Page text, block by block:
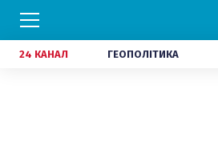
24 КАНАЛ ГЕОПОЛІТИКА